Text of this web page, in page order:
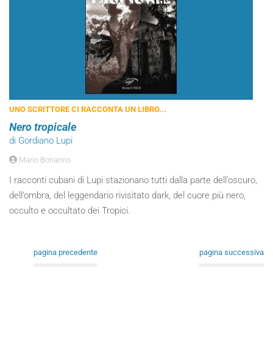
UNO SCRITTORE CI RACCONTA UN LIBRO...
Nero tropicale
di Gordiano Lupi
Mario Bonanno
I racconti cubani di Lupi stazionano tutti dalla parte dell’oscuro,
dell’ombra, del leggendario rivisitato dark, del cuore più nero,
occulto e occultato dei Tropici.
pagina precedente pagina successiva